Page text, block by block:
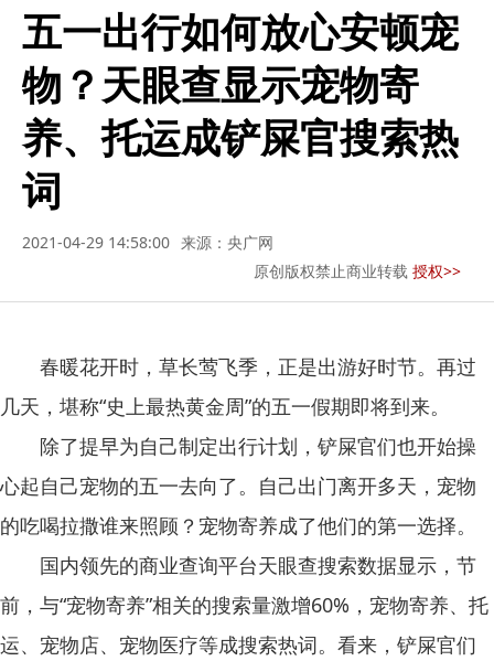
五一出行如何放心安顿宠
物？天眼查显示宠物寄
养、托运成铲屎官搜索热
词
2021-04-29 14:58:00 来源：央广网
原创版权禁止商业转载 授权>>
春暖花开时，草长莺飞季，正是出游好时节。再过
几天，堪称“史上最热黄金周”的五一假期即将到来。
除了提早为自己制定出行计划，铲屎官们也开始操
心起自己宠物的五一去向了。自己出门离开多天，宠物
的吃喝拉撒谁来照顾？宠物寄养成了他们的第一选择。
国内领先的商业查询平台天眼查搜索数据显示，节
前，与“宠物寄养”相关的搜索量激增60%，宠物寄养、托
运、宠物店、宠物医疗等成搜索热词。看来，铲屎官们